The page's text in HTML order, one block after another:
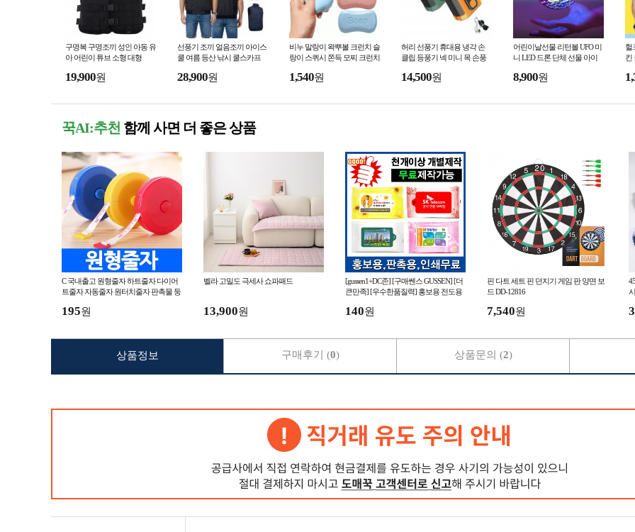
구명복 구명조끼 성인 아동 유
아 어린이 튜브 소형 대형
19,900원
선풍기 조끼 얼음조끼 아이스
쿨 여름 등산 낚시 쿨스카프
업 조끼 쿨타올
28,900원
비누 말랑이 왁뿌볼 크런치 슬
랑이 스퀴시 쫀득 모찌 크런치
왁스
1,540원
허리 선풍기 휴대용 냉각 손
클립 등풍기 넥 미니 목 손풍
드 핸디 충전식
14,500원
어린이날선물 리턴볼 UFO 미
니 LED 드론 단체 선물 아이
장난감 어린이
8,900원
헐
킨
꾹AI:추천 함께 사면 더 좋은 상품
C 국내출고 원형줄자 하트줄자 다이어
트줄자 자동줄자 원터치줄자 판촉물 둥
195원
벨라 고밀도 극세사 쇼파패드
13,900원
[gussen1+DC존] [구매쎈스 GUSSEN] [더
큰만족] [우수한품질력] 홍보용 전도용
140원
핀 다트 세트 핀 던지기 게임 판 양면 보
드 DD-12816
7,540원
상품정보 구매후기 (0) 상품문의 (2)